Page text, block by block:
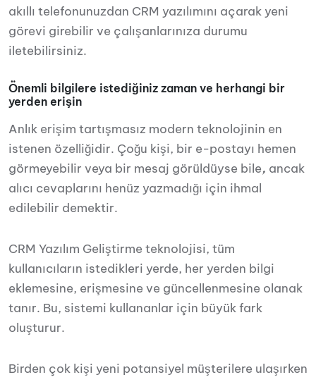
akıllı telefonunuzdan CRM yazılımını açarak yeni
görevi girebilir ve çalışanlarınıza durumu
iletebilirsiniz.
Önemli bilgilere istediğiniz zaman ve herhangi bir
yerden erişin
Anlık erişim tartışmasız modern teknolojinin en
istenen özelliğidir. Çoğu kişi, bir e-postayı hemen
görmeyebilir veya bir mesaj görüldüyse bile, ancak
alıcı cevaplarını henüz yazmadığı için ihmal
edilebilir demektir.
CRM Yazılım Geliştirme teknolojisi, tüm
kullanıcıların istedikleri yerde, her yerden bilgi
eklemesine, erişmesine ve güncellenmesine olanak
tanır. Bu, sistemi kullananlar için büyük fark
oluşturur.
Birden çok kişi yeni potansiyel müşterilere ulaşırken